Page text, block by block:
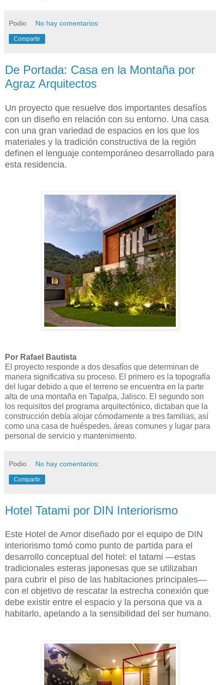
Podio No hay comentarios:
Compartir
De Portada: Casa en la Montaña por
Agraz Arquitectos
Un proyecto que resuelve dos importantes desafíos
con un diseño en relación con su entorno. Una casa
con una gran variedad de espacios en los que los
materiales y la tradición constructiva de la región
definen el lenguaje contemporáneo desarrollado para
esta residencia.
Por Rafael Bautista
El proyecto responde a dos desafíos que determinan de
manera significativa su proceso. El primero es la topografía
del lugar debido a que el terreno se encuentra en la parte
alta de una montaña en Tapalpa, Jalisco. El segundo son
los requisitos del programa arquitectónico, dictaban que la
construcción debía alojar cómodamente a tres familias, así
como una casa de huéspedes, áreas comunes y lugar para
personal de servicio y mantenimiento.
Podio No hay comentarios:
Compartir
Hotel Tatami por DIN Interiorismo
Este Hotel de Amor diseñado por el equipo de DIN
interiorismo tomó como punto de partida para el
desarrollo conceptual del hotel: el tatami —estas
tradicionales esteras japonesas que se utilizaban
para cubrir el piso de las habitaciones principales—
con el objetivo de rescatar la estrecha conexión que
debe existir entre el espacio y la persona que va a
habitarlo, apelando a la sensibilidad del ser humano.